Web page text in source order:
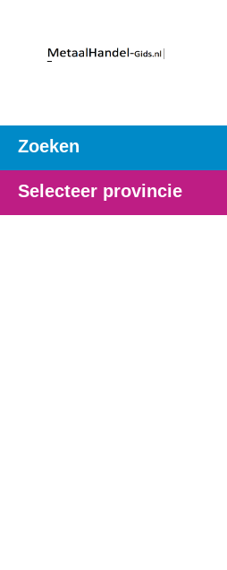
Zoeken
Selecteer provincie